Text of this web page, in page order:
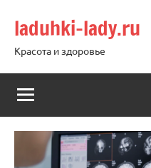
содержимому
laduhki-lady.ru
Красота и здоровье